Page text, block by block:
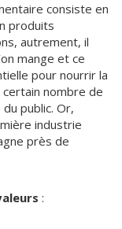
consiste en
produits
autrement, il
mange et ce
pour nourrir la
certain nombre de
public. Or,
industrie
près de
: